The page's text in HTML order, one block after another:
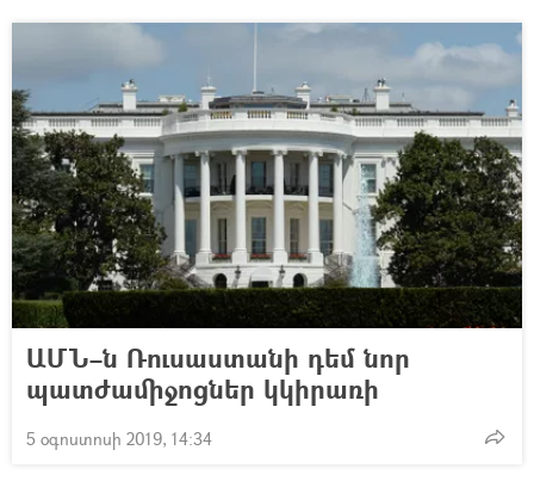
ԱՄՆ–ն Ռուսաստանի դեմ նոր
պատժամիջոցներ կկիրառի
5 օգոստոսի 2019, 14:34